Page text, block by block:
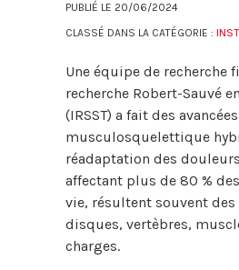
PUBLIÉ LE 20/06/2024
CLASSÉ DANS LA CATÉGORIE :
Une équipe de recherche
recherche Robert-Sauvé
(IRSST) a fait des
musculosquelettique
réadaptation des
affectant plus de 80 %
vie, résultent souvent
disques, vertèbres,
charges.